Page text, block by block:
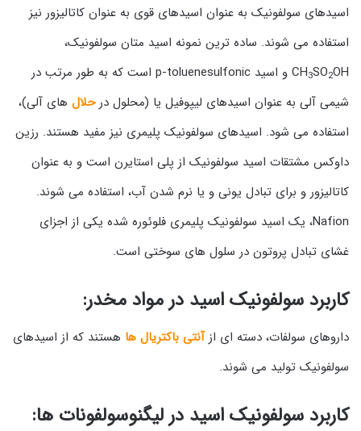
اسیدهای سولفونیک به عنوان اسیدهای قوی به عنوان کاتالیزور نیز
استفاده می شوند. ساده ترین نمونه اسید متان سولفونیک،
CH3SO2
OH و اسید p-toluenesulfonic است که به طور مرتب در
شیمی آلی به عنوان اسیدهای لیپوفیل یا (محلول درحلال های آلی)،
استفاده می شود. اسیدهای سولفونیک پلیمری نیز مفید هستند. رزین
داوکس مشتقات اسید سولفونیک از پلی استایرن است و به عنوان
کاتالیزور و برای تبادل یونی و یا نرم شدن آب، استفاده می شوند.
Nafion، یک اسید سولفونیک پلیمری فلوئوره شده یکی از اجزای
غشای تبادل پروتون در سلول های سوختی است.
کاربرد سولفونیک اسید در مواد مخدر:
داروهای سولفات، دسته ای ازآنتی باکتریال ها هستند که از اسیدهای
سولفونیک تولید می شوند.
کاربرد سولفونیک اسید در لیگنوسولفونات ها: